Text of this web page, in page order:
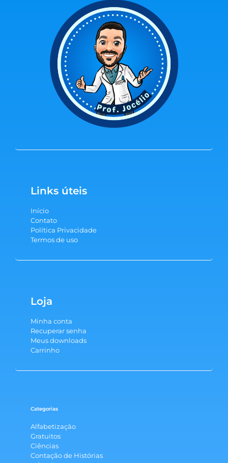
Links úteis
Início
Contato
Política Privacidade
Termos de uso
Loja
Minha conta
Recuperar senha
Meus downloads
Carrinho
Categorias
Alfabetização
Gratuitos
Ciências
Contação de Histórias